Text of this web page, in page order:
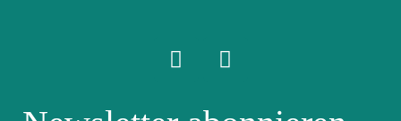
Vorstellungsgespräch
mit einem feuchten